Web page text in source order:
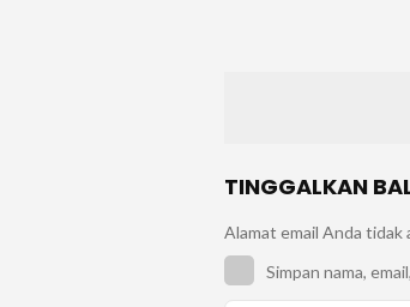
TINGGALKAN
Alamat email Anda tidak
Simpan nama,